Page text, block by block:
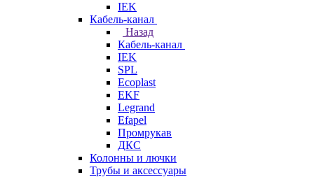
IEK
Кабель-канал
Назад
Кабель-канал
IEK
SPL
Ecoplast
EKF
Legrand
Efapel
Промрукав
ДКС
Колонны и лючки
Трубы и аксессуары